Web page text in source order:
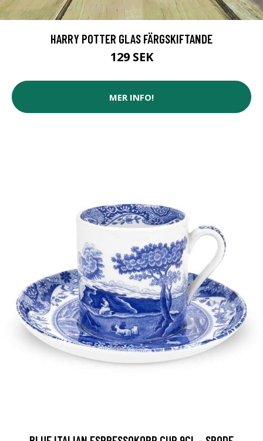
HARRY POTTER GLAS FÄRGSKIFTANDE
129 SEK
MER INFO!